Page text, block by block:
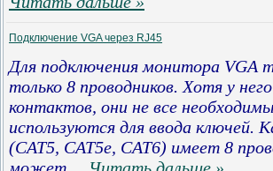
Подключение VGA через RJ45
Для подключения монитора VGA
только 8 проводников. Хотя у
контактов, они не все
используются для ввода ключей.
(CAT5, CAT5e, CAT6) имеет 8